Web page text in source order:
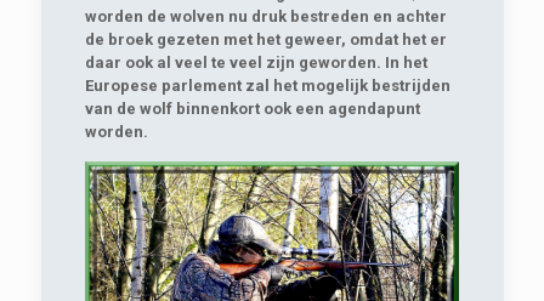
worden de wolven nu druk bestreden en achter
de broek gezeten met het geweer, omdat het er
daar ook al veel te veel zijn geworden. In het
Europese parlement zal het mogelijk bestrijden
van de wolf binnenkort ook een agendapunt
worden.